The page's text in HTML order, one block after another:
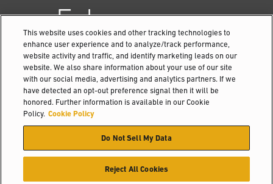
Fale com um
distribuidor
Contato
This website uses cookies and other tracking technologies to
enhance user experience and to analyze/track performance,
website activity and traffic, and identify marketing leads on our
website. We also share information about your use of our site
with our social media, advertising and analytics partners. If we
have detected an opt-out preference signal then it will be
honored. Further information is available in our Cookie
Policy. Cookie Policy
Do Not Sell My Data
Reject All Cookies